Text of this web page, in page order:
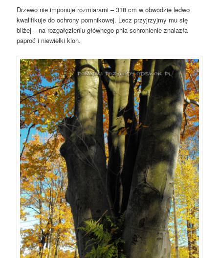
Drzewo nie imponuje rozmiarami – 318 cm w obwodzie ledwo
kwalifikuje do ochrony pomnikowej. Lecz przyjrzyjmy mu się
bliżej – na rozgałęzieniu głównego pnia schronienie znalazła
paproć i niewielki klon.